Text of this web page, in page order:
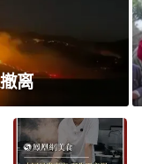
办级